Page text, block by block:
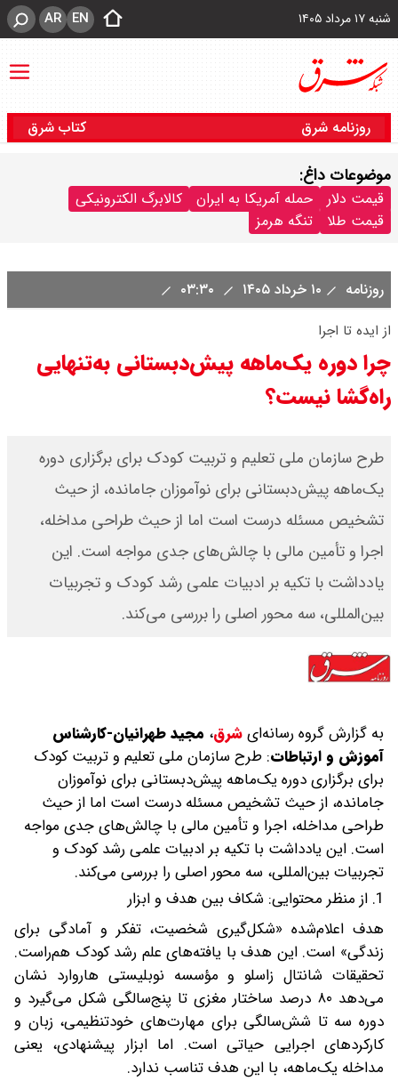
شنبه ۱۷ مرداد ۱۴۰۵ EN
AR
روزنامه شرق کتاب شرق
موضوعات داغ:
قیمت دلار حمله آمریکا به ایران
کالابرگ الکترونیکی
قیمت طلا
تنگه هرمز
روزنامه ۱۰ خرداد ۱۴۰۵
از ایده تا اجرا
چرا دوره یک‌ماهه پیش‌دبستانی به‌تنهایی
راه‌گشا نیست؟
طرح سازمان ملی تعلیم و تربیت کودک برای برگزاری دوره
یک‌ماهه پیش‌دبستانی برای نوآموزان جامانده، از حیث
تشخیص مسئله درست است اما از حیث طراحی مداخله،
اجرا و تأمین مالی با چالش‌های جدی مواجه است. این
یادداشت با تکیه بر ادبیات علمی رشد کودک و تجربیات
بین‌المللی، سه محور اصلی را بررسی می‌کند.
به گزارش گروه رسانه‌ایشرق، مجید طهرانیان-کارشناس
آموزش و ارتباطات: طرح سازمان ملی تعلیم و تربیت کودک
برای برگزاری دوره یک‌ماهه پیش‌دبستانی برای نوآموزان
جامانده، از حیث تشخیص مسئله درست است اما از حیث
طراحی مداخله، اجرا و تأمین مالی با چالش‌های جدی مواجه
است. این یادداشت با تکیه بر ادبیات علمی رشد کودک و
تجربیات بین‌المللی، سه محور اصلی را بررسی می‌کند.
1. از منظر محتوایی: شکاف بین هدف و ابزار
هدف اعلام‌شده «شکل‌گیری شخصیت، تفکر و آمادگی برای
زندگی» است. این هدف با یافته‌های علم رشد کودک هم‌راست.
تحقیقات شانتال زاسلو و مؤسسه نوبلیستی هاروارد نشان
می‌دهد ۸۰ درصد ساختار مغزی تا پنج‌سالگی شکل می‌گیرد و
دوره سه تا شش‌سالگی برای مهارت‌های خودتنظیمی، زبان و
کارکردهای اجرایی حیاتی است. اما ابزار پیشنهادی، یعنی
مداخله یک‌ماهه، با این هدف تناسب ندارد.